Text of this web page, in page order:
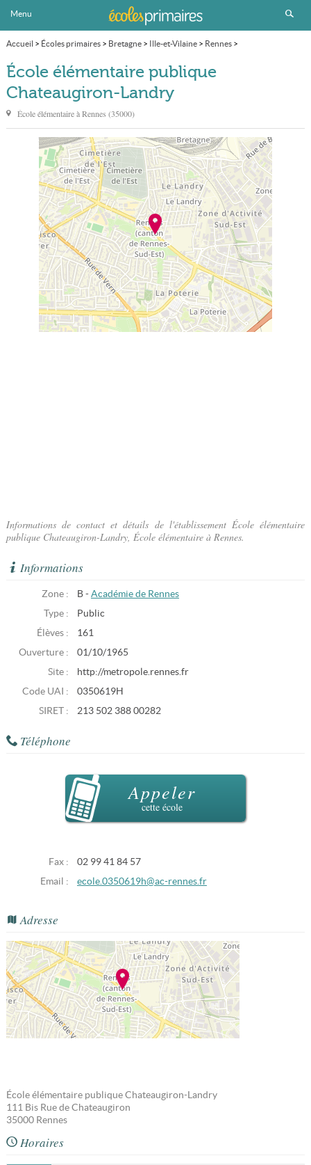
Menu
Accueil > Écoles primaires> Bretagne> Ille-et-Vilaine> Rennes>
École élémentaire publique Chateaugiron-Landry
École élémentaire publique
Chateaugiron-Landry
École élémentaire àRennes (35000)
Informations de contact et détails de l'établissement École élémentaire
publique Chateaugiron-Landry, École élémentaire à Rennes.
Informations
Zone : B - Académie de Rennes
Type :
Public
Élèves :
161
Ouverture :
01/10/1965
Site :
http://metropole.rennes.fr
Code UAI :
0350619H
SIRET :
213 502 388 00282
Téléphone
Appeler
cette école
Fax :
02 99 41 84 57
Email :
ecole.0350619h@ac-rennes.fr
Adresse
École élémentaire publique Chateaugiron-Landry
111 Bis Rue de Chateaugiron
35000 Rennes
Horaires